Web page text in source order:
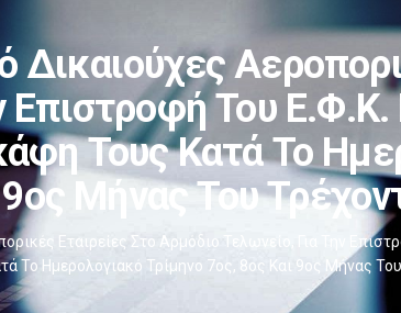
Επιστροφή Του
Τους Κατά Το
9ος Μήνας Του
Εταιρείες Στο Αρμόδιο Τελωνείο, Για Την
Το Ημερολογιακό Τρίμηνο 7ος, 8ος Και 9ος Μήνας